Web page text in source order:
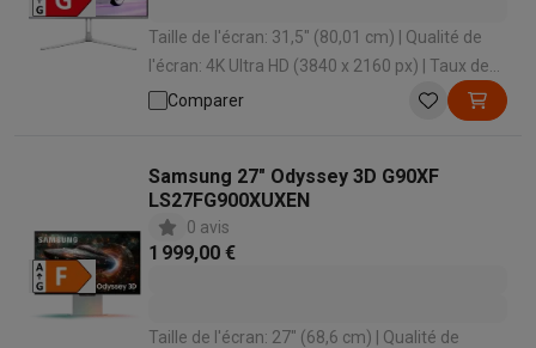
Taille de l'écran: 31,5" (80,01 cm) | Qualité de
l'écran: 4K Ultra HD (3840 x 2160 px) | Taux de
rafraîchissement: 240 Hz | Temps de réponse:
Comparer
Samsung 27" Odyssey 3D G90XF
LS27FG900XUXEN
0 avis
1 999,00 €
Taille de l'écran: 27" (68,6 cm) | Qualité de